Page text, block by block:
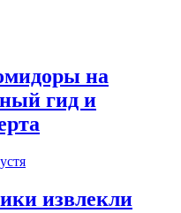
на
гид и
извлекли